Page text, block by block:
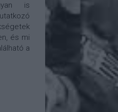
is
és mi
a